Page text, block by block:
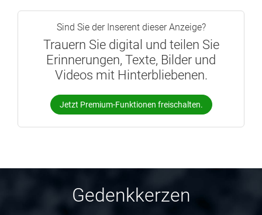
Sind Sie der Inserent dieser Anzeige?
Trauern Sie digital und teilen Sie
Erinnerungen, Texte, Bilder und
Videos mit Hinterbliebenen.
Jetzt Premium-Funktionen freischalten.
Gedenkkerzen